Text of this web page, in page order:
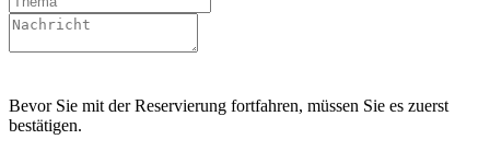
Bevor Sie mit der Reservierung fortfahren, müssen Sie es zuerst
bestätigen.